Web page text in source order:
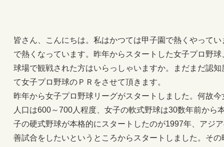
皆さん、こんにちは。私はかつては甲子園で熱くやって
で熱くなっています。昨年からスタートした女子プロ野
球場で観戦された方はいらっしゃいますか。まだまだ認
て女子プロ野球のＰＲをさせて頂きます。
昨年から女子プロ野球リーグがスタートしました。何故
人口は600～700人程度、女子の軟式野球は30数年前から
子の硬式野球が本格的にスタートしたのが1997年、アジ
善試合をしたいというところからスタートしました。そ